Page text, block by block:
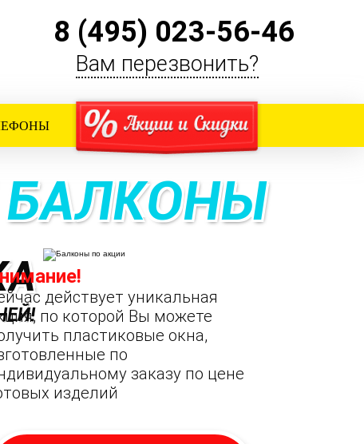
8 (495) 023-56-46
Вам перезвонить?
БАЛКОНЫ
действует уникальная
по которой Вы можете
пластиковые окна,
по
заказу по цене
изделий